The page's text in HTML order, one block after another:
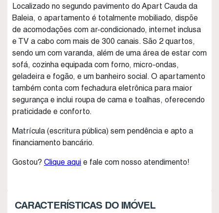
Localizado no segundo pavimento do Apart Cauda da
Baleia, o apartamento é totalmente mobiliado, dispõe
de acomodações com ar-condicionado, internet inclusa
e TV a cabo com mais de 300 canais. São 2 quartos,
sendo um com varanda, além de uma área de estar com
sofá, cozinha equipada com forno, micro-ondas,
geladeira e fogão, e um banheiro social. O apartamento
também conta com fechadura eletrônica para maior
segurança e inclui roupa de cama e toalhas, oferecendo
praticidade e conforto.
Matrícula (escritura pública) sem pendência e apto a
financiamento bancário.
Gostou? Clique aqui e fale com nosso atendimento!
CARACTERÍSTICAS DO IMÓVEL